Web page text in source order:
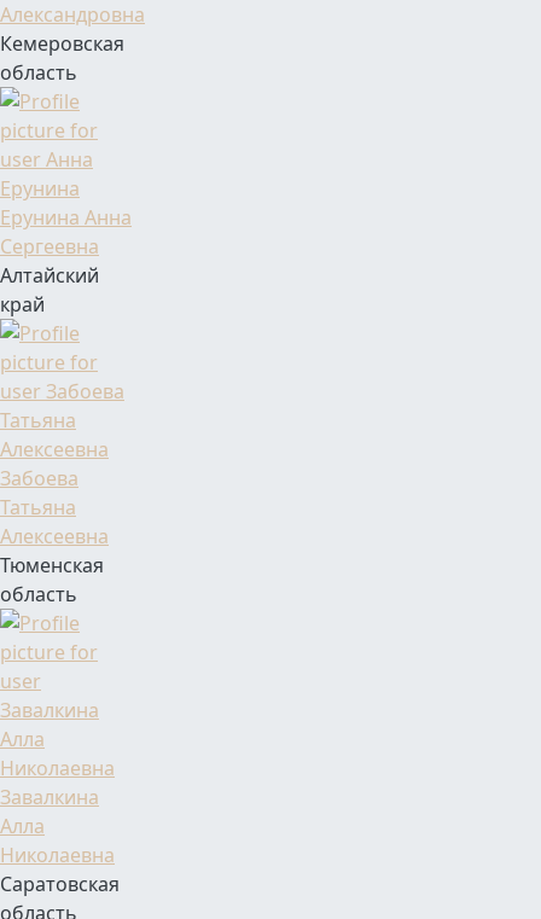
Александровна
Кемеровская
область
Фамилия Имя Отчество
Ерунина Анна
Сергеевна
Алтайский
край
Фамилия Имя Отчество
Забоева
Татьяна
Алексеевна
Тюменская
область
Фамилия Имя Отчество
Завалкина
Алла
Николаевна
Саратовская
область